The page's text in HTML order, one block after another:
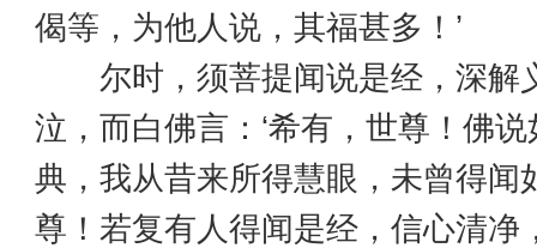
偈等，为他人说，其福甚多！’
尔时，须菩提闻说是经，深解
泣，而白佛言：‘希有，世尊！佛
典，我从昔来所得慧眼，未曾得闻
尊！若复有人得闻是经，信心清净